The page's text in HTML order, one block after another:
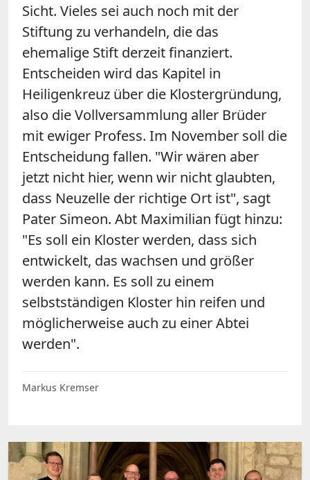
Sicht. Vieles sei auch noch mit der
Stiftung zu verhandeln, die das
ehemalige Stift derzeit finanziert.
Entscheiden wird das Kapitel in
Heiligenkreuz über die Klostergründung,
also die Vollversammlung aller Brüder
mit ewiger Profess. Im November soll die
Entscheidung fallen. "Wir wären aber
jetzt nicht hier, wenn wir nicht glaubten,
dass Neuzelle der richtige Ort ist", sagt
Pater Simeon. Abt Maximilian fügt hinzu:
"Es soll ein Kloster werden, dass sich
entwickelt, das wachsen und größer
werden kann. Es soll zu einem
selbstständigen Kloster hin reifen und
möglicherweise auch zu einer Abtei
werden".
Markus Kremser